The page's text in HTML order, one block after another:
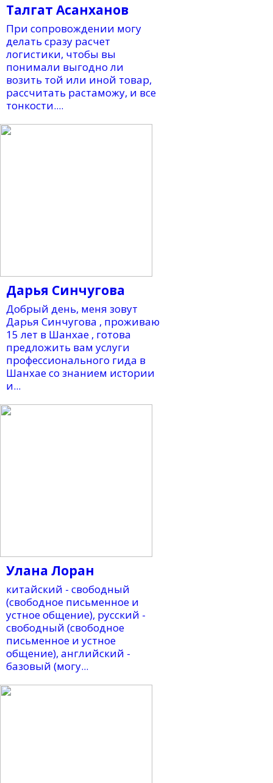
Талгат Асанханов
При сопровождении могу
делать сразу расчет
логистики, чтобы вы
понимали выгодно ли
возить той или иной товар,
рассчитать растаможу, и все
тонкости....
Дарья Синчугова
Добрый день, меня зовут
Дарья Синчугова , проживаю
15 лет в Шанхае , готова
предложить вам услуги
профессионального гида в
Шанхае со знанием истории
и...
Улана Лоран
китайский - свободный
(свободное письменное и
устное общение), русский -
свободный (свободное
письменное и устное
общение), английский -
базовый (могу...